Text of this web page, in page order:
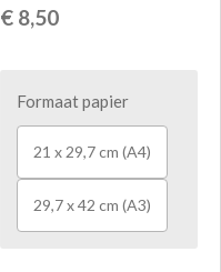
€ 8,50
Formaat papier
21 x 29,7 cm (A4)
29,7 x 42 cm (A3)